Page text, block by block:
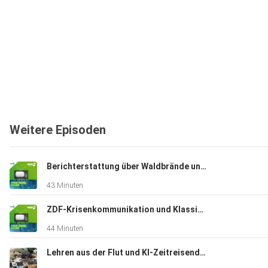
Weitere Episoden
Berichterstattung über Waldbrände und Gema vs. Suno AI
43 Minuten
ZDF-Krisenkommunikation und Klassismus im Journalismus
44 Minuten
Lehren aus der Flut und KI-Zeitreisende erzählen Geschichte neu